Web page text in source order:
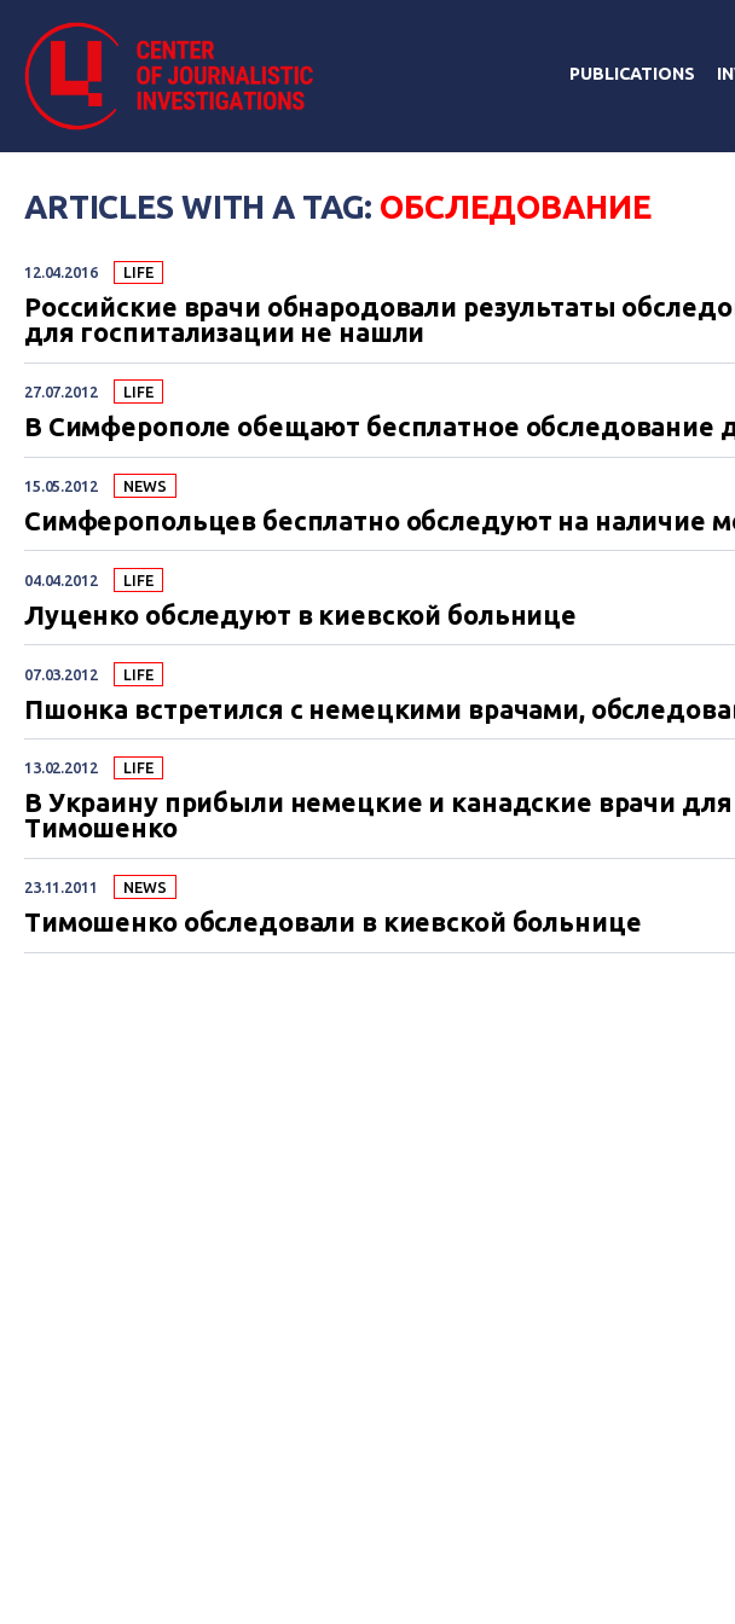
PUBLICATIONS
ARTICLES WITH A TAG: ОБСЛЕДОВАНИЕ
12.04.2016 LIFE
Российские врачи обнародовали результаты
для госпитализации не нашли
27.07.2012 LIFE
В Симферополе обещают бесплатное обследование
15.05.2012 NEWS
Симферопольцев бесплатно обследуют на наличие
04.04.2012 LIFE
Луценко обследуют в киевской больнице
07.03.2012 LIFE
Пшонка встретился с немецкими врачами,
13.02.2012 LIFE
В Украину прибыли немецкие и канадские врачи
Тимошенко
23.11.2011 NEWS
Тимошенко обследовали в киевской больнице